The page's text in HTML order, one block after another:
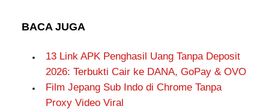
BACA JUGA
13 Link APK Penghasil Uang Tanpa Deposit
2026: Terbukti Cair ke DANA, GoPay & OVO
Film Jepang Sub Indo di Chrome Tanpa
Proxy Video Viral